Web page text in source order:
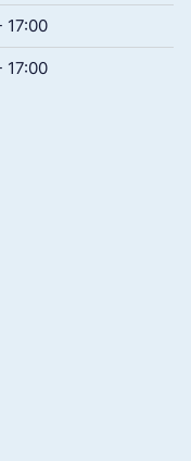
17:00
17:00